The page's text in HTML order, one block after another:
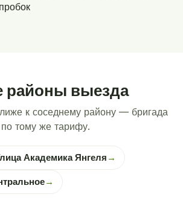
районы выезда
к соседнему району — бригада
тому же тарифу.
Академика Янгеля →
→